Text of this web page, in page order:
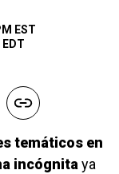
EST
temáticos en
incógnitaya